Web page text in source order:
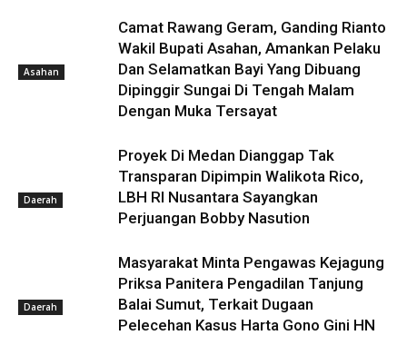
Asahan
Camat Rawang Geram, Ganding Rianto
Wakil Bupati Asahan, Amankan Pelaku
Dan Selamatkan Bayi Yang Dibuang
Dipinggir Sungai Di Tengah Malam
Dengan Muka Tersayat
Daerah
Proyek Di Medan Dianggap Tak
Transparan Dipimpin Walikota Rico,
LBH RI Nusantara Sayangkan
Perjuangan Bobby Nasution
Daerah
Masyarakat Minta Pengawas Kejagung
Priksa Panitera Pengadilan Tanjung
Balai Sumut, Terkait Dugaan
Pelecehan Kasus Harta Gono Gini HN